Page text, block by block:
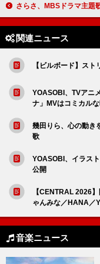
さらさ、MBSドラマ主題歌「YOU」リリース＆新アーティストビジ
関連ニュース
【ビルボード】ス
YOASOBI、TVアニ
ナ」MVはコミカル
幾田りら、心の動き
歌
YOASOBI、イラス
公開
【CENTRAL 2026
ゃんみな／HANA／
音楽ニュース